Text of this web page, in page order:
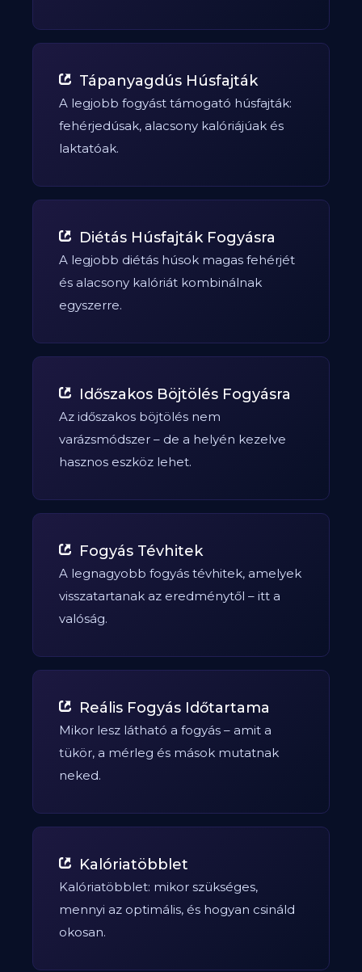
Tápanyagdús Húsfajták
A legjobb fogyást támogató húsfajták:
fehérjedúsak, alacsony kalóriájúak és
laktatóak.
Diétás Húsfajták Fogyásra
A legjobb diétás húsok magas fehérjét
és alacsony kalóriát kombinálnak
egyszerre.
Időszakos Böjtölés Fogyásra
Az időszakos böjtölés nem
varázsmódszer – de a helyén kezelve
hasznos eszköz lehet.
Fogyás Tévhitek
A legnagyobb fogyás tévhitek, amelyek
visszatartanak az eredménytől – itt a
valóság.
Reális Fogyás Időtartama
Mikor lesz látható a fogyás – amit a
tükör, a mérleg és mások mutatnak
neked.
Kalóriatöbblet
Kalóriatöbblet: mikor szükséges,
mennyi az optimális, és hogyan csináld
okosan.